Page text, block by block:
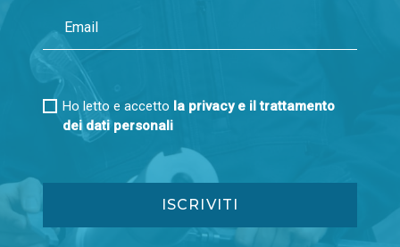
Ho letto e accetto la privacy e il trattamento
dei dati personali